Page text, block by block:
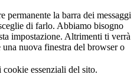
permanente la barra dei messaggi
di farlo. Abbiamo bisogno
impostazione. Altrimenti ti verrà
nuova finestra del browser o
essenziali del sito.